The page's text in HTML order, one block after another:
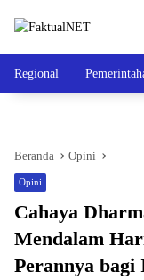
Regional
Beranda Opini
Opini
Cahaya
Mendalam
Perannya bagi